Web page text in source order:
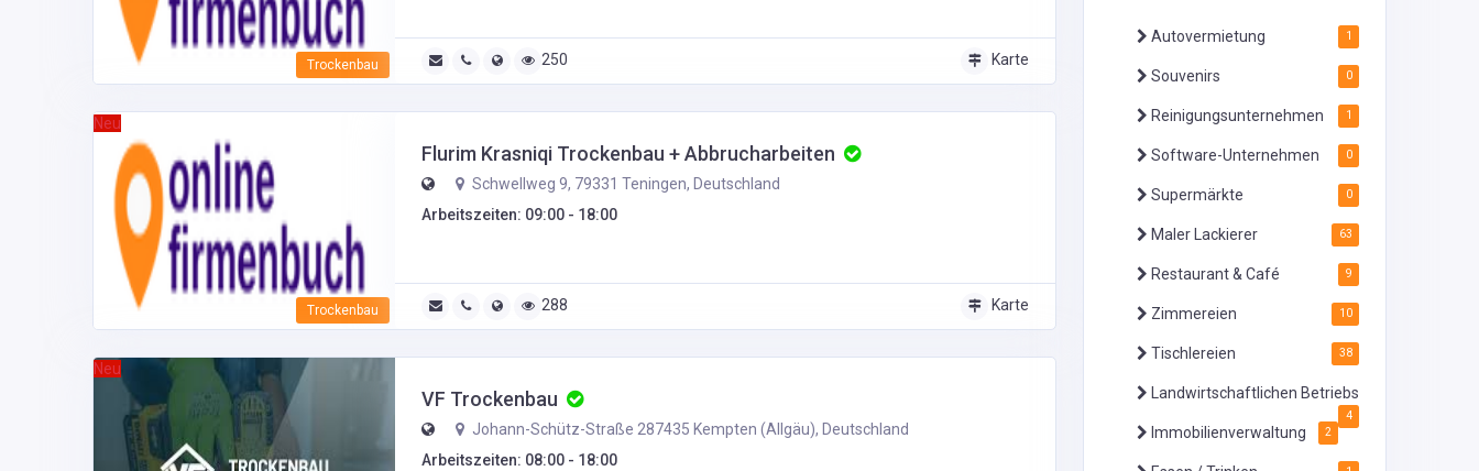
Trockenbau 250 Karte
Neu
Trockenbau
Flurim Krasniqi Trockenbau + Abbrucharbeiten
Schwellweg 9, 79331 Teningen, Deutschland
Arbeitszeiten: 09:00 - 18:00
288 Karte
Neu
VF Trockenbau
Johann-Schütz-Straße 287435 Kempten (Allgäu), Deutschland
Arbeitszeiten: 08:00 - 18:00
Autovermietung 1
Souvenirs 0
Reinigungsunternehmen 1
Software-Unternehmen 0
Supermärkte 0
Maler Lackierer 63
Restaurant & Café 9
Zimmereien 10
Tischlereien 38
Landwirtschaftlichen Betriebs
4
Immobilienverwaltung 2